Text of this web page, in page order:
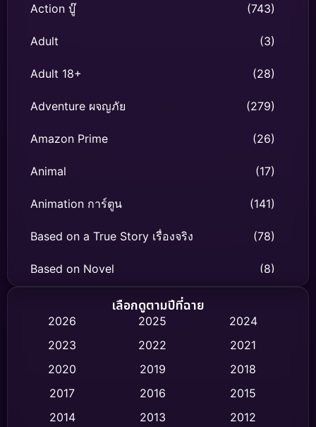
Action บู๊ (743)
Adult (3)
Adult 18+ (28)
Adventure ผจญภัย (279)
Amazon Prime (26)
Animal (17)
Animation การ์ตูน (141)
Based on a True Story เรื่องจริง (78)
Based on Novel (8)
Biography ชีวิตจริง
Classic หนังคลาสสิก (47)
Comedy ตลก (433)
เลือกดูตามปีที่ฉาย
2026 2025
2024
2023
2022
2021
2020
2019
2018
2017
2016
2015
2014
2013
2012